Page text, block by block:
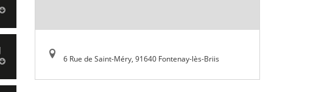
6 Rue de Saint-Méry, 91640 Fontenay-lès-Briis